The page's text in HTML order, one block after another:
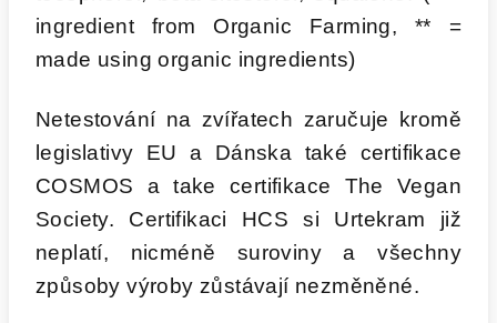
ingredient from Organic Farming, ** =
made using organic ingredients)
Netestování na zvířatech zaručuje kromě
legislativy EU a Dánska také certifikace
COSMOS a take certifikace The Vegan
Society. Certifikaci HCS si Urtekram již
neplatí, nicméně suroviny a všechny
způsoby výroby zůstávají nezměněné.